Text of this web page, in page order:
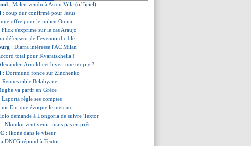
: Malen vendu à Aston Villa (officiel)
: coup dur confirmé pour Jesus
une offre pour le milieu Ouma
Flick s'exprime sur le cas Araujo
défenseur de Feyenoord ciblé
: Diarra intéresse l'AC Milan
total pour Kvaratskhelia !
Arnold cet hiver, une utopie ?
: Dortmund fonce sur Zinchenko
: Rennes cible Belahyane
va partir en Grèce
Laporta règle ses comptes
Enrique évoque le mercato
demande à Longoria de suivre Textor
: Nkunku veut venir, mais pas en prêt
: Ikoné dans le viseur
DNCG répond à Textor